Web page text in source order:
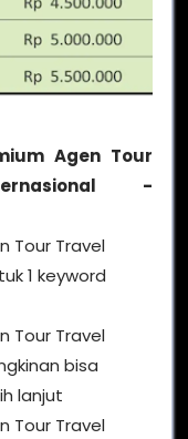
Agen Tour
-
Tour Travel
1 keyword
Tour Travel
bisa
lanjut
Tour Travel